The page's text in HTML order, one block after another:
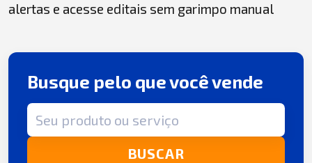
alertas e acesse editais sem garimpo manual
Busque pelo que você vende
Termo de busca
BUSCAR